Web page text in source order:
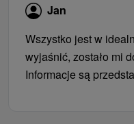
Jan
Wszystko jest w
wyjaśnić, zostało mi
Informacje są